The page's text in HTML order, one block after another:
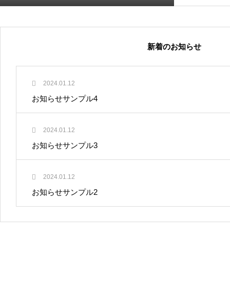
新着のお知らせ
2024.01.12
お知らせサンプル4
2024.01.12
お知らせサンプル3
2024.01.12
お知らせサンプル2